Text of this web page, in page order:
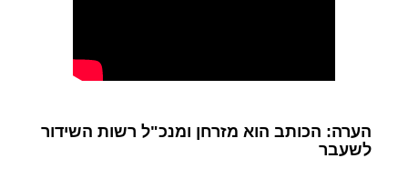
הערה: הכותב הוא מזרחן ומנכ"ל רשות השידור
לשעבר